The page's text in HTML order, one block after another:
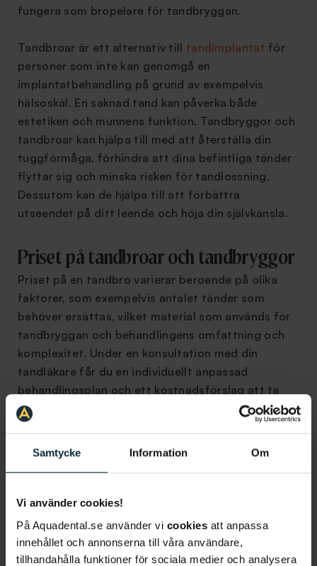
Samtycke Information Om
Vi använder cookies!
På Aquadental.se använder vi cookies att anpassa
innehållet och annonserna till våra användare,
tillhandahålla funktioner för sociala medier och analysera
fungera som bropelare för tandbryggan.
Tandbroar är ett alternativ till tandimplantat för
personer som inte kan genomgå en
implantatbehandling på grund av exempelvis
hälsoskäl. En saknad tand kan påverka både
estetiken och munnens funktion. Tandbryggor och
tandbroar kan hjälpa till med att återställa din
tuggförmåga, förhindra att dina befintliga tänder
flyttar sig och minska risken för tandlossning.
Dessutom kan de hjälpa till att förbättra
utseendet på ditt leende och höja din självkänsla.
Priset på tandbroar och tandbryggor
Priset på en tandbro varierar beroende på olika
faktorer, som exempelvis antalet tänder som
behöver ersättas, vilket material som används för
tandbryggan och behandlingens omfattning och
komplexitet. Under en konsultation med din
tandläkare får du en individuellt anpassad
behandlingsplan och ett kostnadsförslag att ta
ställning till innan du påbörjar en behandling. En
behandling med tandbrygga kan anses vara en hög
ekonomisk investering, men är i slutändan en
permanent lösning som på sikt blir en investering i
självkänsla.
På Aqua Dental erbjuder vi våra patienter en
fördelaktig delbetalningslösning, med en fast